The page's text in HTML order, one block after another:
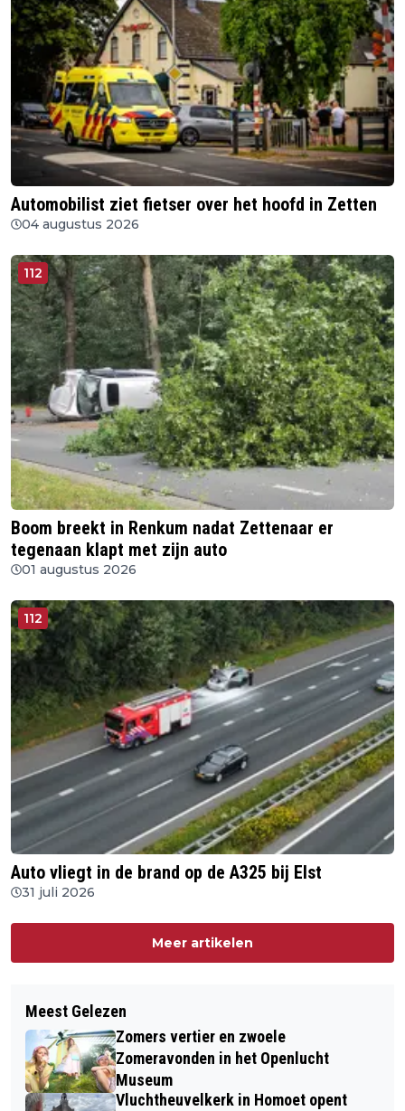
Automobilist ziet fietser over het hoofd in Zetten
04 augustus 2026
112
Boom breekt in Renkum nadat Zettenaar er
tegenaan klapt met zijn auto
01 augustus 2026
112
Auto vliegt in de brand op de A325 bij Elst
31 juli 2026
Meer artikelen
Meest Gelezen
Zomers vertier en zwoele
Zomeravonden in het Openlucht
Museum
Vluchtheuvelkerk in Homoet opent